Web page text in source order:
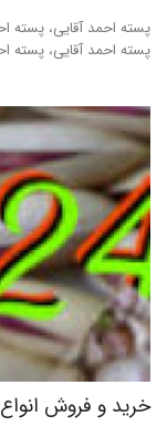
پسته احمد آقایی، پسته
پسته احمد آقایی، پسته
خرید و فروش